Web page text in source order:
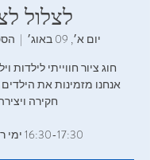
לצלול‭ ‬לצבע‭
יום א׳, 09 באוג׳
  |
אנחנו מזמינות את
16:30-17:30‬ ימי ראשון בין